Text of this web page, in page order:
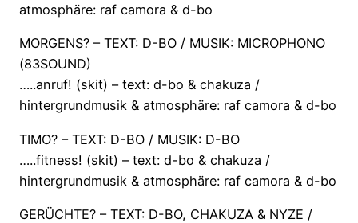
atmosphäre: raf camora & d-bo
MORGENS? – TEXT: D-BO / MUSIK: MICROPHONO
(83SOUND)
…..anruf! (skit) – text: d-bo & chakuza /
hintergrundmusik & atmosphäre: raf camora & d-bo
TIMO? – TEXT: D-BO / MUSIK: D-BO
…..fitness! (skit) – text: d-bo & chakuza /
hintergrundmusik & atmosphäre: raf camora & d-bo
GERÜCHTE? – TEXT: D-BO, CHAKUZA & NYZE /